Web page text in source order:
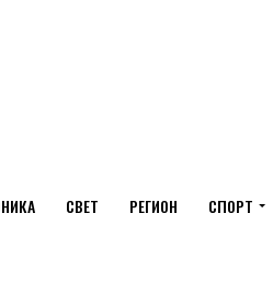
СВЕТ РЕГИОН СПОРТ